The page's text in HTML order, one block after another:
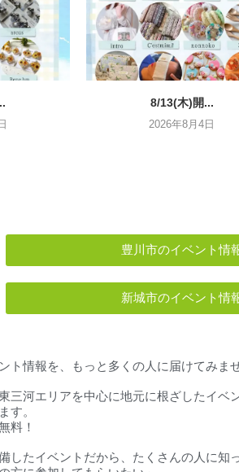
8/13(木)開...
2026年8月4日
豊川市のイベント情
新城市のイベント情
ト情報を、もっと多くの人に届けてみま
三河エリアを中心に地元に根ざしたイベ
す。
料！
したイベントだから、たくさんの人に知